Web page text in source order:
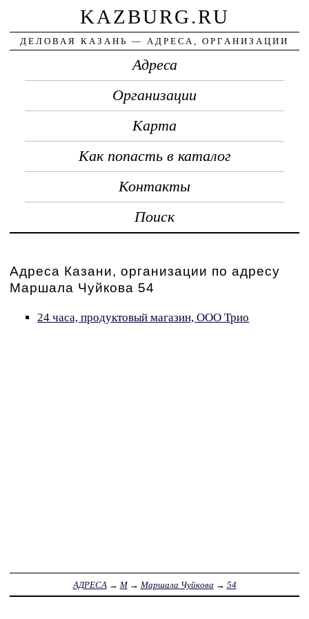
KAZBURG.RU
ДЕЛОВАЯ КАЗАНЬ — АДРЕСА, ОРГАНИЗАЦИИ
Адреса
Организации
Карта
Как попасть в каталог
Контакты
Поиск
Адреса Казани, организации по адресу
Маршала Чуйкова 54
24 часа, продуктовый магазин, ООО Трио
АДРЕСА → М→ Маршала Чуйкова → 54